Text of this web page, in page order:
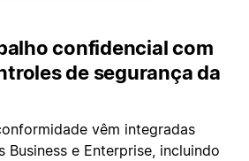
confidencial com
de segurança da
vêm integradas
Business e Enterprise, incluindo